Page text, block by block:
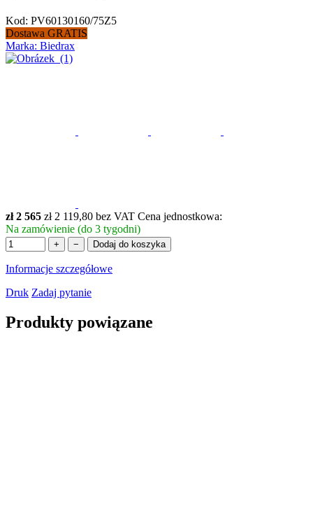
Kod: PV60130160/75Z5
Dostawa GRATIS
Marka: Biedrax
zł 2 565 zł 2 119,80 bez VAT Cena jednostkowa:
Na zamówienie (do 3 tygodni)
+ − Dodaj do koszyka
Informacje szczegółowe
Druk Zadaj pytanie
Produkty powiązane